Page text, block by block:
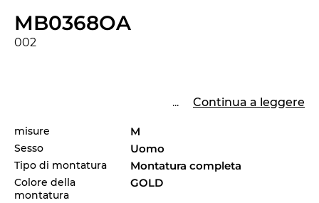
MB0368OA
002
... Continua a leggere
misure M
Sesso Uomo
Tipo di montatura Montatura completa
Colore della
montatura
GOLD